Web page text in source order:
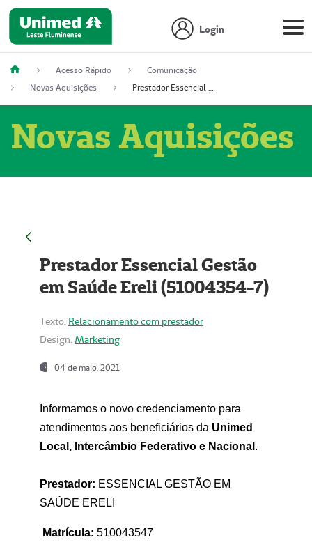
Login
Acesso Rápido
Comunicação
Novas Aquisições
Prestador Essencial Gestão em Saúde Ereli (51004354-7)
Novas Aquisições
Prestador Essencial Gestão
em Saúde Ereli (51004354-7)
Texto: Relacionamento com prestador
Design: Marketing
04 de maio, 2021
Informamos o novo credenciamento para
atendimentos aos beneficiários da Unimed
Local, Intercâmbio Federativo e Nacional .
Prestador: ESSENCIAL GESTÃO EM
SAÚDE ERELI
Matrícula: 510043547